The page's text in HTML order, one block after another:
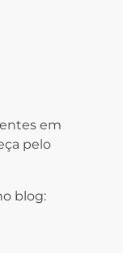
em
pelo
blog: